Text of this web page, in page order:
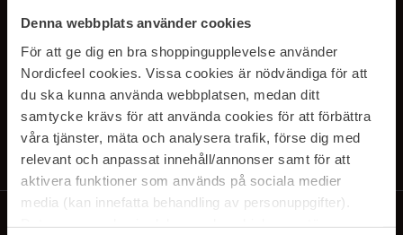
Denna webbplats använder cookies
För att ge dig en bra shoppingupplevelse använder
Nordicfeel cookies. Vissa cookies är nödvändiga för att
du ska kunna använda webbplatsen, medan ditt
samtycke krävs för att använda cookies för att förbättra
våra tjänster, mäta och analysera trafik, förse dig med
relevant och anpassat innehåll/annonser samt för att
aktivera funktioner som används på sociala medier
media (kan innefatta behandling av personuppgifter).
SUBSCRIBE TO OUR
NEWSLETTER
E-postadresse
Ved å abonnere godtar du vårpersonvernerklæring. Du kan melde deg